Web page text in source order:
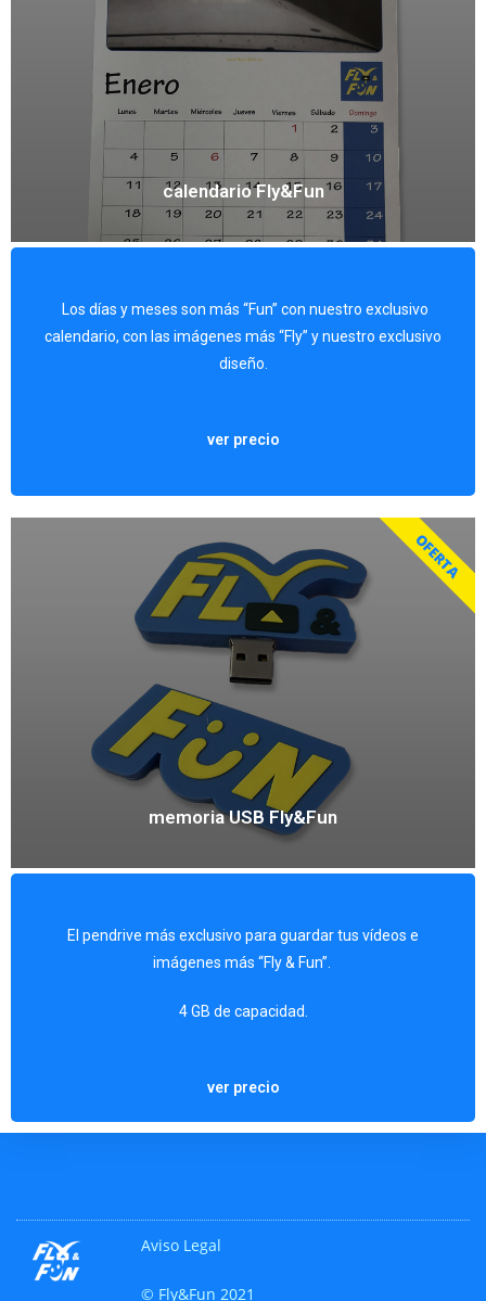
calendario Fly&Fun
Los días y meses son más “Fun” con nuestro exclusivo
calendario, con las imágenes más “Fly” y nuestro exclusivo
diseño.
ver precio
Forma de pago: En efectivo y contra reembolso.
memoria USB Fly&Fun
OFERTA
El pendrive más exclusivo para guardar tus vídeos e
imágenes más “Fly & Fun”.
4 GB de capacidad.
ver precio
Precio: 6€.
Aviso Legal
© Fly&Fun 2021